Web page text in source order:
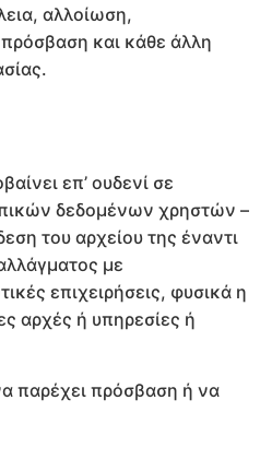
αλλοίωση,
και κάθε άλλη
επ’ ουδενί σε
δεδομένων χρηστών –
του αρχείου της έναντι
με
επιχειρήσεις, φυσικά η
αρχές ή υπηρεσίες ή
παρέχει πρόσβαση ή να